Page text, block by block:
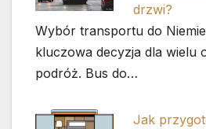
drzwi?
Wybór transportu do
kluczowa decyzja dla wielu
podróż. Bus do…
Jak